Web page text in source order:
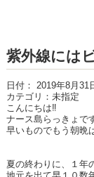
紫外線には
日付： 2019年8月31
カテゴリ： 未指定
こんにちは‼
ナース島らっきょで
早いものでもう朝晩
夏の終わりに、１年